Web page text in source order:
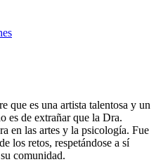
que es una artista talentosa y un
es de extrañar que la Dra.
en las artes y la psicología. Fue
los retos, respetándose a sí
comunidad.